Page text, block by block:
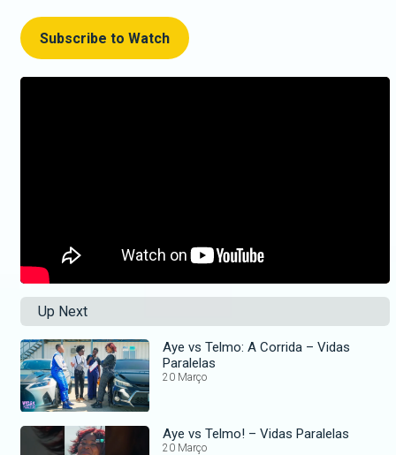
Subscribe to Watch
Up Next
Aye vs Telmo: A Corrida – Vidas
Paralelas
20 Março
Aye vs Telmo! – Vidas Paralelas
20 Março